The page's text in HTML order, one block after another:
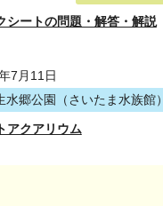
シートの問題・解答・解説
7月11日
水郷公園（さいたま水族館）
アクアリウム